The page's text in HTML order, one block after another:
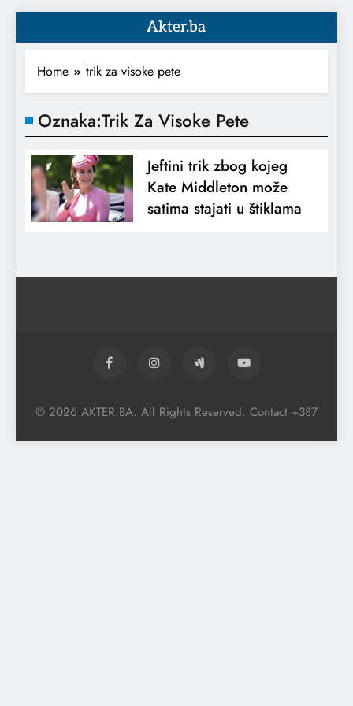
Akter.ba
Home trik za visoke pete
Oznaka:Trik Za Visoke Pete
Jeftini trik zbog kojeg
Kate Middleton može
satima stajati u štiklama
© 2026 AKTER.BA. All Rights Reserved. Contact +387